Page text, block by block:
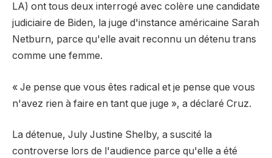
LA) ont tous deux interrogé avec colère une candidate
judiciaire de Biden, la juge d'instance américaine Sarah
Netburn, parce qu'elle avait reconnu un détenu trans
comme une femme.
« Je pense que vous êtes radical et je pense que vous
n'avez rien à faire en tant que juge », a déclaré Cruz.
La détenue, July Justine Shelby, a suscité la
controverse lors de l'audience parce qu'elle a été